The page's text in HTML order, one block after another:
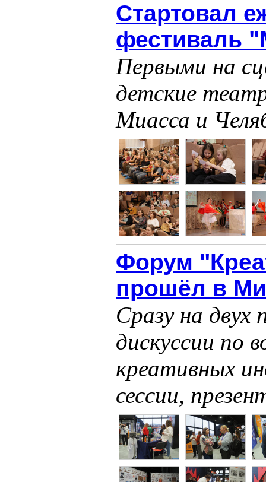
Стартовал
фестиваль
Первыми на
детские
Миасса и
Форум
прошёл в
Сразу на двух
дискуссии по
креативных
сессии,